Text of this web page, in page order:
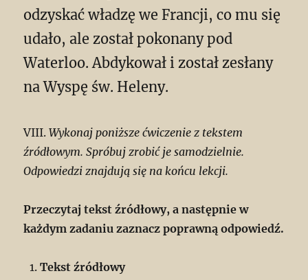
odzyskać władzę we Francji, co mu się
udało, ale został pokonany pod
Waterloo. Abdykował i został zesłany
na Wyspę św. Heleny.
VIII.Wykonaj poniższe ćwiczenie z tekstem
źródłowym. Spróbuj zrobić je samodzielnie.
Odpowiedzi znajdują się na końcu lekcji.
Przeczytaj tekst źródłowy, a następnie w
każdym zadaniu zaznacz poprawną od­po­wiedź.
Tekst źródłowy